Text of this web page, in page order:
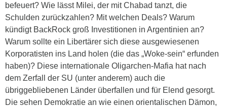
befeuert? Wie lässt Milei, der mit Chabad tanzt, die
Schulden zurückzahlen? Mit welchen Deals? Warum
kündigt BackRock groß Investitionen in Argentinien an?
Warum sollte ein Libertärer sich diese ausgewiesenen
Korporatisten ins Land holen (die das „Woke-sein“ erfunden
haben)? Diese internationale Oligarchen-Mafia hat nach
dem Zerfall der SU (unter anderem) auch die
übriggebliebenen Länder überfallen und für Elend gesorgt.
Die sehen Demokratie an wie einen orientalischen Dämon,